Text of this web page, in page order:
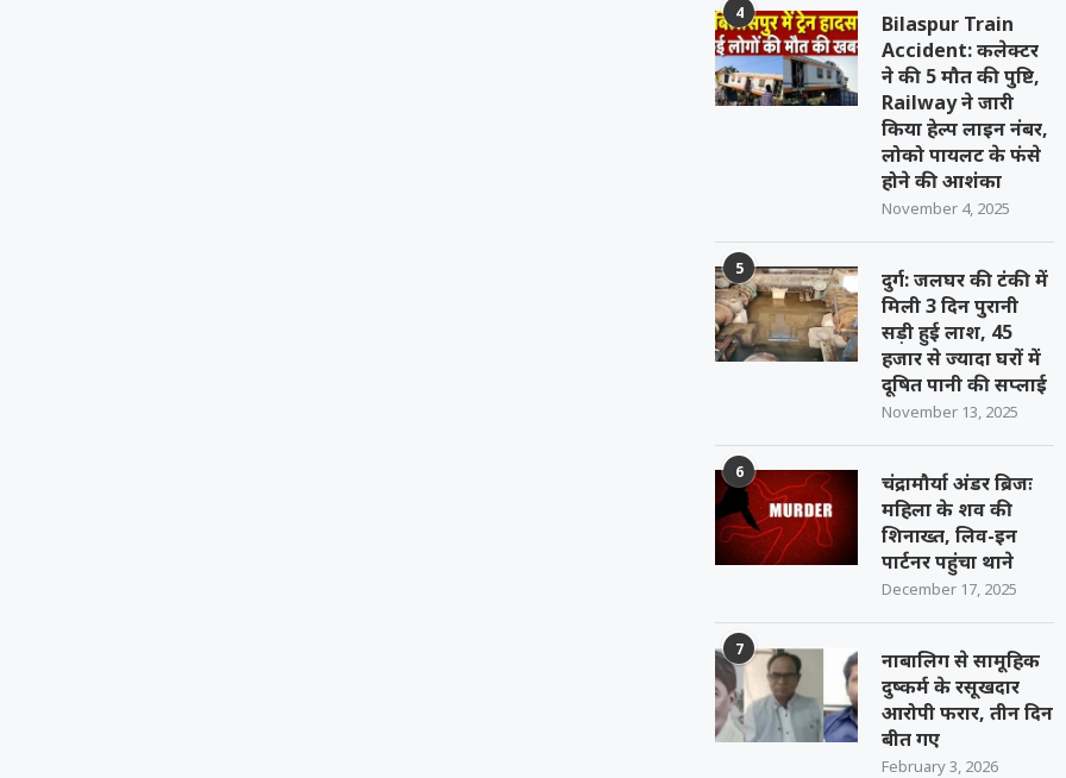
4
Bilaspur Train
Accident: कलेक्टर
ने की 5 मौत की पुष्टि,
Railway ने जारी
किया हेल्प लाइन नंबर,
लोको पायलट के फंसे
होने की आशंका
November 4, 2025
5
दुर्ग: जलघर की टंकी में
मिली 3 दिन पुरानी
सड़ी हुई लाश, 45
हजार से ज्यादा घरों में
दूषित पानी की सप्लाई
November 13, 2025
6
चंद्रामौर्या अंडर ब्रिजः
महिला के शव की
शिनाख्त, लिव-इन
पार्टनर पहुंचा थाने
December 17, 2025
7
नाबालिग से सामूहिक
दुष्कर्म के रसूखदार
आरोपी फरार, तीन दिन
बीत गए
February 3, 2026